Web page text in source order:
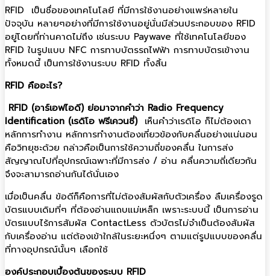
RFID เป็นชื่อของเทคโนโลยี ที่มีการใช้งานอย่างแพร่หลายใน
ปัจจุบัน หลายๆอย่างที่มีการใช้งานอยู่นั่นมีส่วนประกอบของ RFID
อยู่โดยที่ท่านคาดไม่ถึง เช่นระบบ Paywave ที่ใช้เทคโนโลยีของ
RFID ในรูปแบบ NFC การทาบบัตรรถไฟฟ้า การทาบบัตรเข้างาน
ทั้งหมดนี้ เป็นการใช้งานระบบ RFID ทั้งสิ้น
RFID คืออะไร?
RFID (อาร์เอฟไอดี) ย่อมาจากคำว่า Radio Frequency
Identification (เรดิโอ ฟรีเควนซี่) เห็นคำว่าเรดิโอ ก็ไม่ต้องเดา
หลักการทำงาน หลักการทำงานต้องเกี่ยวข้องกับคลื่นอย่างแน่นอน
คือวิทยุซะด้วย กล่าวคือเป็นการใช้ความถี่ของคลื่น ในการส่ง
สัญญาณไปที่อุปกรณ์เฉพาะที่มีการส่ง / อ่าน คลื่นความถี่เดียวกัน
จึงจะสามารถอ่านกันได้นั่นเอง
เมื่อเป็นคลื่น ข้อดีก็คือการที่ไม่ต้องสัมผัสกับตัวเครื่อง ลืมเครื่องรูด
บัตรแบบเดิมที่ๆ ที่ต้องอ่านแถบแม่เหล็ก เพราะระบบนี้ เป็นการอ่าน
บัตรแบบไร้การสัมผัส ContactLess ตัวบัตรไม่จำเป็นต้องสัมผัส
กับเครื่องอ่าน แต่ต้องเข้าใกล้ในระยะหนึ่งๆ ตามแต่รูปแบบของคลื่น
ที่ทางอุปกรณ์นั้นๆ เลือกใช้
องค์ประกอบเบื้องต้นของระบบ RFID